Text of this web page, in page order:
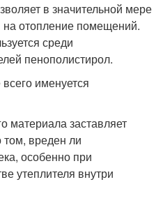
в значительной мере
отопление помещений.
среди
пенополистирол.
именуется
материала заставляет
том, вреден ли
особенно при
утеплителя внутри